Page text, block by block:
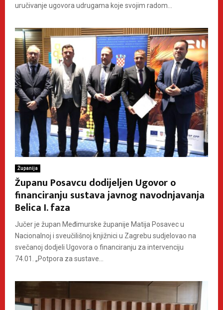
uručivanje ugovora udrugama koje svojim radom...
Županija
Županu Posavcu dodijeljen Ugovor o
financiranju sustava javnog navodnjavanja
Belica I. faza
Jučer je župan Međimurske županije Matija Posavec u
Nacionalnoj i sveučilišnoj knjižnici u Zagrebu sudjelovao na
svečanoj dodjeli Ugovora o financiranju za intervenciju
74.01. „Potpora za sustave...